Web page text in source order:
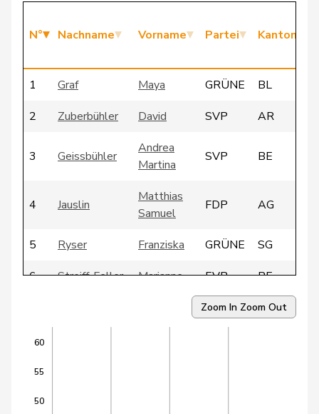
N° Nachname Vorname Partei Kanton
1 Graf Maya GRÜNE
BL
2
Zuberbühler David SVP AR
3 Geissbühler
Andrea
Martina
SVP BE
4 Jauslin
Matthias
Samuel
FDP AG
5 Ryser Franziska GRÜNE
SG
6
Streiff-Feller Marianne EVP
BE
SP
BS
8
9
10
Zoom In Zoom Out
50
55
60